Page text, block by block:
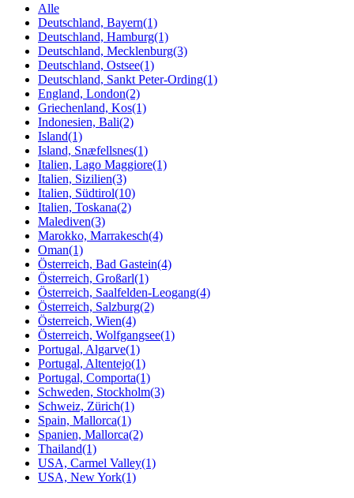
Alle
Deutschland, Bayern(1)
Deutschland, Hamburg(1)
Deutschland, Mecklenburg(3)
Deutschland, Ostsee(1)
Deutschland, Sankt Peter-Ording(1)
England, London(2)
Griechenland, Kos(1)
Indonesien, Bali(2)
Island(1)
Island, Snæfellsnes(1)
Italien, Lago Maggiore(1)
Italien, Sizilien(3)
Italien, Südtirol(10)
Italien, Toskana(2)
Malediven(3)
Marokko, Marrakesch(4)
Oman(1)
Österreich, Bad Gastein(4)
Österreich, Großarl(1)
Österreich, Saalfelden-Leogang(4)
Österreich, Salzburg(2)
Österreich, Wien(4)
Österreich, Wolfgangsee(1)
Portugal, Algarve(1)
Portugal, Altentejo(1)
Portugal, Comporta(1)
Schweden, Stockholm(3)
Schweiz, Zürich(1)
Spain, Mallorca(1)
Spanien, Mallorca(2)
Thailand(1)
USA, Carmel Valley(1)
USA, New York(1)